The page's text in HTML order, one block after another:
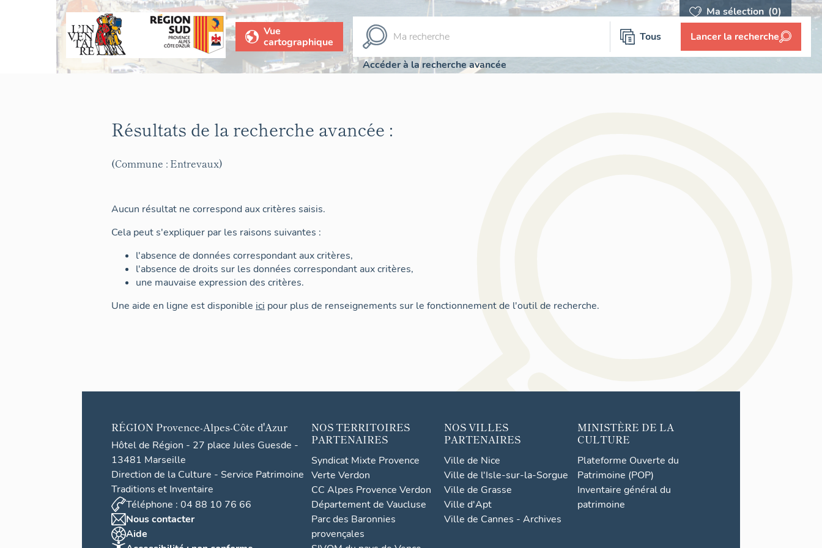
Ma sélection (0)
Vue
cartographique
Tous Lancer la recherche
Accéder à la recherche avancée
Résultats de la recherche avancée :
(Commune : Entrevaux)
Aucun résultat ne correspond aux critères saisis.
Cela peut s'expliquer par les raisons suivantes :
l'absence de données correspondant aux critères,
l'absence de droits sur les données correspondant aux critères,
une mauvaise expression des critères.
Une aide en ligne est disponible ici pour plus de renseignements sur le fonctionnement de l'outil de recherche.
RÉGION Provence-Alpes-Côte d'Azur
Hôtel de Région - 27 place Jules Guesde -
13481 Marseille
Direction de la Culture - Service Patrimoine
Traditions et Inventaire
Téléphone : 04 88 10 76 66
Nous contacter
Aide
NOS TERRITOIRES
PARTENAIRES
Syndicat Mixte Provence
Verte Verdon
CC Alpes Provence Verdon
Département de Vaucluse
Parc des Baronnies
provençales
NOS VILLES
PARTENAIRES
Ville de Nice
Ville de l'Isle-sur-la-Sorgue
Ville de Grasse
Ville d'Apt
Ville de Cannes - Archives
MINISTÈRE DE LA
CULTURE
Plateforme Ouverte du
Patrimoine (POP)
Inventaire général du
patrimoine